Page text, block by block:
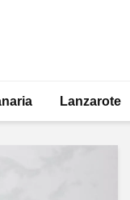
Lanzarote